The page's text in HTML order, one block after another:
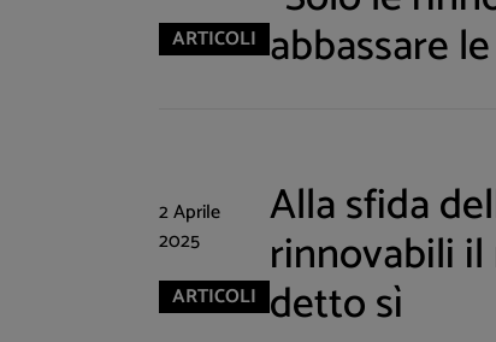
ARTICOLI abbassare
2 Aprile
2025
ARTICOLI
Alla sfida
rinnovabili
detto sì